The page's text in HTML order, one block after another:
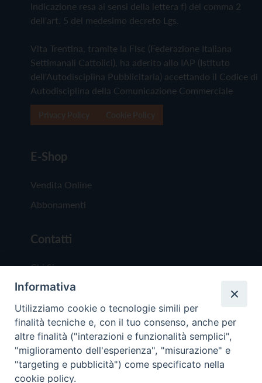
Indicazione resa ai sensi della lettera f) del comma 2
dell'art. 5 del medesimo decreto Lgs.
Vita Trentina, tramite la Fisc (Federazione Italiana
Settimanali Cattolici), ha aderito allo IAP (Istituto
dell'Autodisciplina Pubblicitaria) accettando il Codice di
Autodisciplina della Comunicazione Commerciale
E-Shop
Vendita Online
Abbonamenti
Contatti
Chi Siamo
Redazione
Scrivici
Informativa
Utilizziamo cookie o tecnologie simili per
finalità tecniche e, con il tuo consenso, anche per
altre finalità ("interazioni e funzionalità semplici",
"miglioramento dell'esperienza", "misurazione" e
"targeting e pubblicità") come specificato nella
cookie policy.